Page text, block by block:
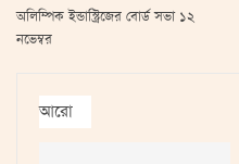
অলিম্পিক ইন্ডাস্ট্রিজের বোর্ড সভা ১২
নভেম্বর
আরো